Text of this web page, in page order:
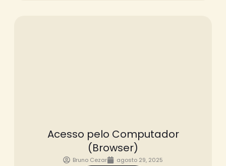
Acesso pelo Computador
(Browser)
Bruno Cezar agosto 29, 2025